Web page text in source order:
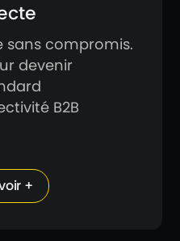
sans compromis.
devenir
B2B
+